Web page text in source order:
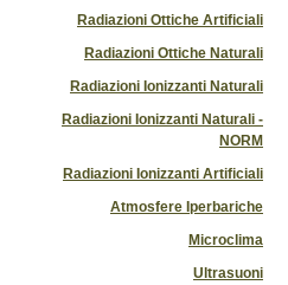
Radiazioni Ottiche Artificiali
Radiazioni Ottiche Naturali
Radiazioni Ionizzanti Naturali
Radiazioni Ionizzanti Naturali -
NORM
Radiazioni Ionizzanti Artificiali
Atmosfere Iperbariche
Microclima
Ultrasuoni